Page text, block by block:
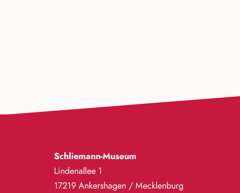
Schliemann-Museum
Lindenallee 1
17219 Ankershagen / Mecklenburg